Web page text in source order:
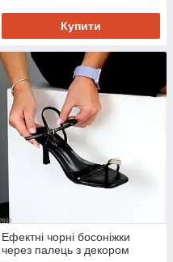
Купити
Ефектні чорні босоніжки
через палець з декором